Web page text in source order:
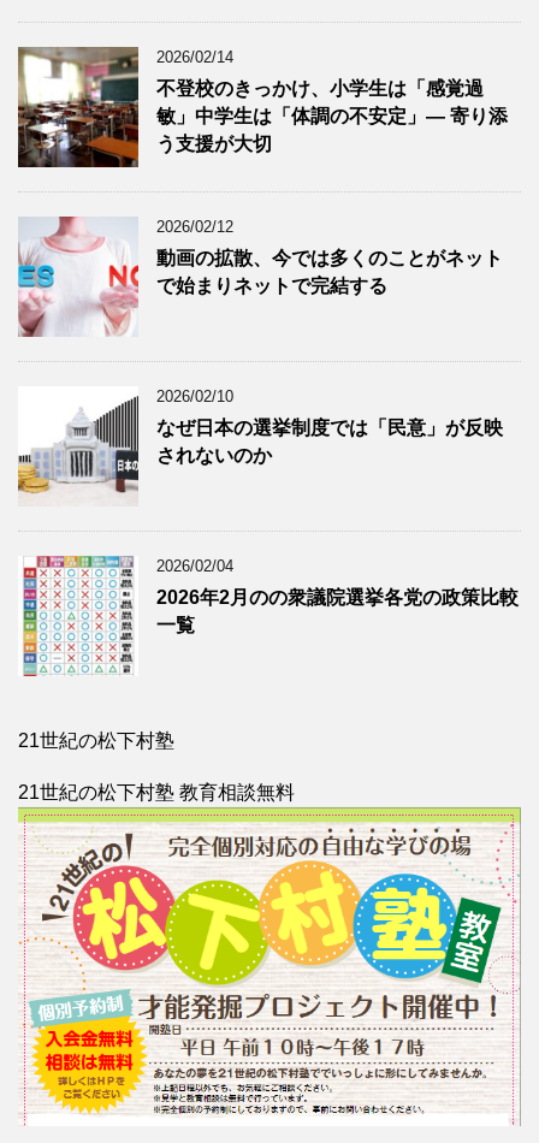
2026/02/14
不登校のきっかけ、小学生は「感覚過
敏」中学生は「体調の不安定」― 寄り添
う支援が大切
2026/02/12
動画の拡散、今では多くのことがネット
で始まりネットで完結する
2026/02/10
なぜ日本の選挙制度では「民意」が反映
されないのか
2026/02/04
2026年2月のの衆議院選挙各党の政策比較
一覧
21世紀の松下村塾
21世紀の松下村塾 教育相談無料